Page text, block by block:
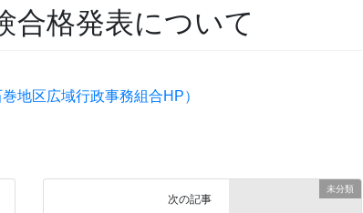
合格発表について
地区広域行政事務組合HP）
未分類
次の記事